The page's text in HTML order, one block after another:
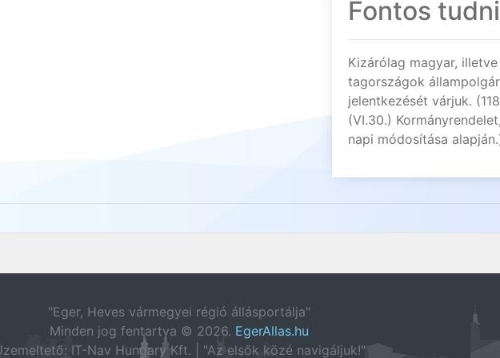
Fontos
Kizárólag magyar, illetve
tagországok
jelentkezését várjuk.
(VI.30.)
napi módosítása
"Eger, Heves vármegyei régió állásportálja"
Minden jog fentartva © 2026. EgerAllas.hu
IT-Nav Hungary Kft. | "Az elsők közé navigáljuk!"